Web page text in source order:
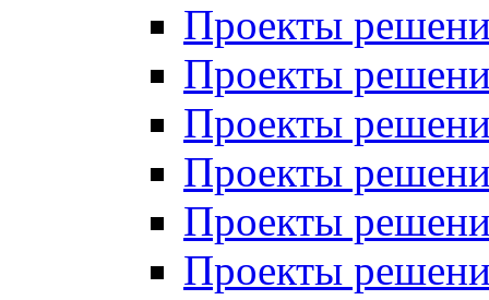
Проекты
Проекты
Проекты
Проекты
Проекты
Проекты